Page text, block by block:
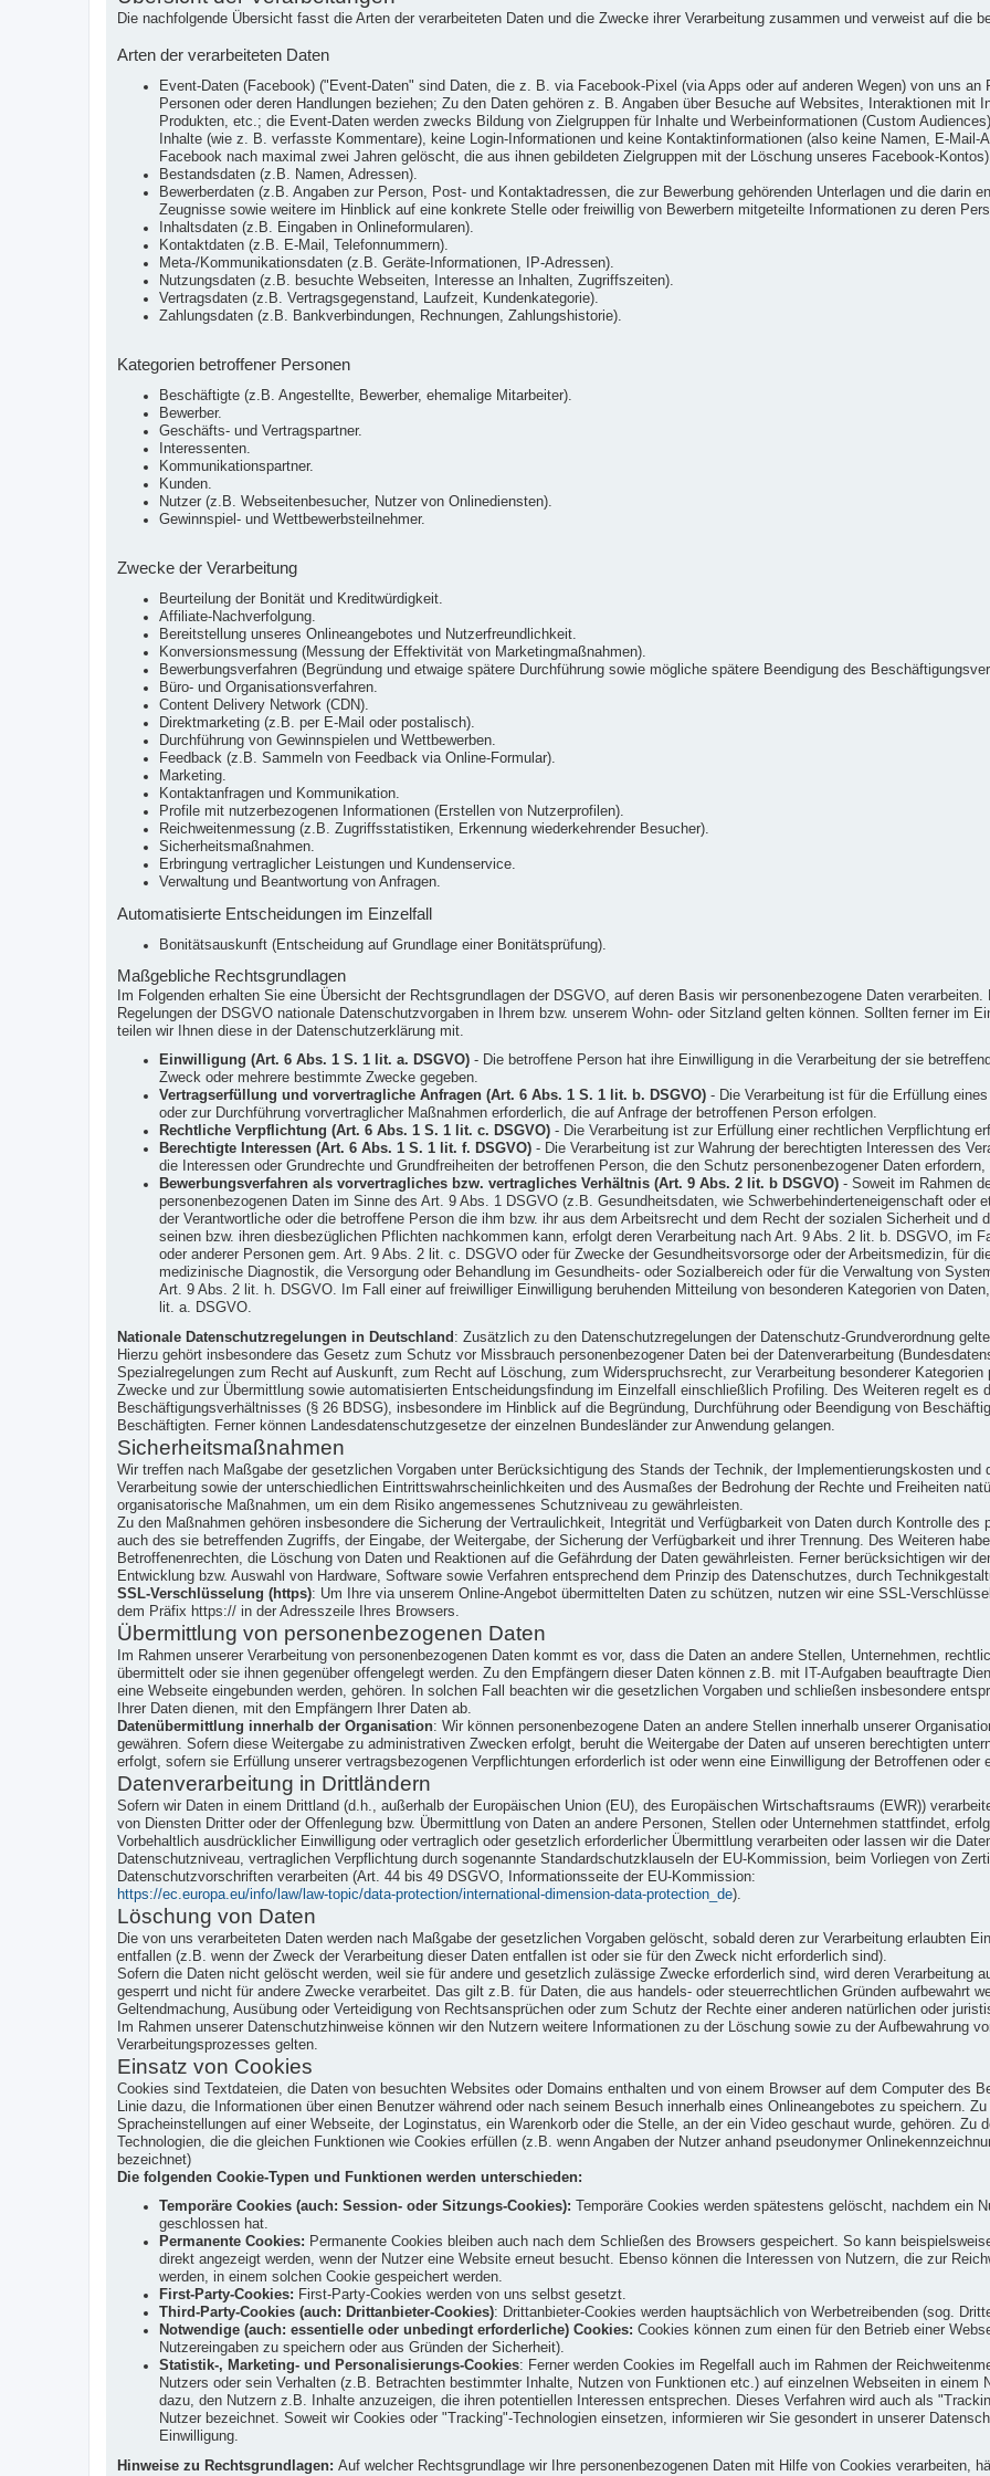
Die nachfolgende Übersicht fasst die Arten der verarbeiteten Daten und die Zwecke ihrer Verarbeitung zusammen und verweist auf die
Arten der verarbeiteten Daten
Event-Daten (Facebook) ("Event-Daten" sind Daten, die z. B. via Facebook-Pixel (via Apps oder auf anderen Wegen) von uns
Personen oder deren Handlungen beziehen; Zu den Daten gehören z. B. Angaben über Besuche auf Websites, Interaktionen
Produkten, etc.; die Event-Daten werden zwecks Bildung von Zielgruppen für Inhalte und Werbeinformationen (Custom
Inhalte (wie z. B. verfasste Kommentare), keine Login-Informationen und keine Kontaktinformationen (also keine Namen, E-Mail-
Facebook nach maximal zwei Jahren gelöscht, die aus ihnen gebildeten Zielgruppen mit der Löschung unseres Facebook-Kontos).
Bestandsdaten (z.B. Namen, Adressen).
Bewerberdaten (z.B. Angaben zur Person, Post- und Kontaktadressen, die zur Bewerbung gehörenden Unterlagen und die darin
Zeugnisse sowie weitere im Hinblick auf eine konkrete Stelle oder freiwillig von Bewerbern mitgeteilte Informationen zu deren
Inhaltsdaten (z.B. Eingaben in Onlineformularen).
Kontaktdaten (z.B. E-Mail, Telefonnummern).
Meta-/Kommunikationsdaten (z.B. Geräte-Informationen, IP-Adressen).
Nutzungsdaten (z.B. besuchte Webseiten, Interesse an Inhalten, Zugriffszeiten).
Vertragsdaten (z.B. Vertragsgegenstand, Laufzeit, Kundenkategorie).
Zahlungsdaten (z.B. Bankverbindungen, Rechnungen, Zahlungshistorie).
Kategorien betroffener Personen
Beschäftigte (z.B. Angestellte, Bewerber, ehemalige Mitarbeiter).
Bewerber.
Geschäfts- und Vertragspartner.
Interessenten.
Kommunikationspartner.
Kunden.
Nutzer (z.B. Webseitenbesucher, Nutzer von Onlinediensten).
Gewinnspiel- und Wettbewerbsteilnehmer.
Zwecke der Verarbeitung
Beurteilung der Bonität und Kreditwürdigkeit.
Affiliate-Nachverfolgung.
Bereitstellung unseres Onlineangebotes und Nutzerfreundlichkeit.
Konversionsmessung (Messung der Effektivität von Marketingmaßnahmen).
Bewerbungsverfahren (Begründung und etwaige spätere Durchführung sowie mögliche spätere Beendigung des
Büro- und Organisationsverfahren.
Content Delivery Network (CDN).
Direktmarketing (z.B. per E-Mail oder postalisch).
Durchführung von Gewinnspielen und Wettbewerben.
Feedback (z.B. Sammeln von Feedback via Online-Formular).
Marketing.
Kontaktanfragen und Kommunikation.
Profile mit nutzerbezogenen Informationen (Erstellen von Nutzerprofilen).
Reichweitenmessung (z.B. Zugriffsstatistiken, Erkennung wiederkehrender Besucher).
Sicherheitsmaßnahmen.
Erbringung vertraglicher Leistungen und Kundenservice.
Verwaltung und Beantwortung von Anfragen.
Automatisierte Entscheidungen im Einzelfall
Bonitätsauskunft (Entscheidung auf Grundlage einer Bonitätsprüfung).
Maßgebliche Rechtsgrundlagen
Im Folgenden erhalten Sie eine Übersicht der Rechtsgrundlagen der DSGVO, auf deren Basis wir personenbezogene Daten
Regelungen der DSGVO nationale Datenschutzvorgaben in Ihrem bzw. unserem Wohn- oder Sitzland gelten können. Sollten ferner im
teilen wir Ihnen diese in der Datenschutzerklärung mit.
Einwilligung (Art. 6 Abs. 1 S. 1 lit. a. DSGVO)- Die betroffene Person hat ihre Einwilligung in die Verarbeitung der sie
Zweck oder mehrere bestimmte Zwecke gegeben.
Vertragserfüllung und vorvertragliche Anfragen (Art. 6 Abs. 1 S. 1 lit. b. DSGVO)- Die Verarbeitung ist für die Erfüllung
oder zur Durchführung vorvertraglicher Maßnahmen erforderlich, die auf Anfrage der betroffenen Person erfolgen.
Rechtliche Verpflichtung (Art. 6 Abs. 1 S. 1 lit. c. DSGVO)- Die Verarbeitung ist zur Erfüllung einer rechtlichen Verpflichtung
Berechtigte Interessen (Art. 6 Abs. 1 S. 1 lit. f. DSGVO)- Die Verarbeitung ist zur Wahrung der berechtigten Interessen des
die Interessen oder Grundrechte und Grundfreiheiten der betroffenen Person, die den Schutz personenbezogener Daten erfordern,
Bewerbungsverfahren als vorvertragliches bzw. vertragliches Verhältnis (Art. 9 Abs. 2 lit. b DSGVO)- Soweit im Rahmen
personenbezogenen Daten im Sinne des Art. 9 Abs. 1 DSGVO (z.B. Gesundheitsdaten, wie Schwerbehinderteneigenschaft oder
der Verantwortliche oder die betroffene Person die ihm bzw. ihr aus dem Arbeitsrecht und dem Recht der sozialen Sicherheit und
seinen bzw. ihren diesbezüglichen Pflichten nachkommen kann, erfolgt deren Verarbeitung nach Art. 9 Abs. 2 lit. b. DSGVO, im
oder anderer Personen gem. Art. 9 Abs. 2 lit. c. DSGVO oder für Zwecke der Gesundheitsvorsorge oder der Arbeitsmedizin, für
medizinische Diagnostik, die Versorgung oder Behandlung im Gesundheits- oder Sozialbereich oder für die Verwaltung von
Art. 9 Abs. 2 lit. h. DSGVO. Im Fall einer auf freiwilliger Einwilligung beruhenden Mitteilung von besonderen Kategorien von
lit. a. DSGVO.
Nationale Datenschutzregelungen in Deutschland : Zusätzlich zu den Datenschutzregelungen der Datenschutz-Grundverordnung
Hierzu gehört insbesondere das Gesetz zum Schutz vor Missbrauch personenbezogener Daten bei der Datenverarbeitung
Spezialregelungen zum Recht auf Auskunft, zum Recht auf Löschung, zum Widerspruchsrecht, zur Verarbeitung besonderer
Zwecke und zur Übermittlung sowie automatisierten Entscheidungsfindung im Einzelfall einschließlich Profiling. Des Weiteren regelt es
Beschäftigungsverhältnisses (§ 26 BDSG), insbesondere im Hinblick auf die Begründung, Durchführung oder Beendigung von
Beschäftigten. Ferner können Landesdatenschutzgesetze der einzelnen Bundesländer zur Anwendung gelangen.
Sicherheitsmaßnahmen
Wir treffen nach Maßgabe der gesetzlichen Vorgaben unter Berücksichtigung des Stands der Technik, der Implementierungskosten
Verarbeitung sowie der unterschiedlichen Eintrittswahrscheinlichkeiten und des Ausmaßes der Bedrohung der Rechte und Freiheiten
organisatorische Maßnahmen, um ein dem Risiko angemessenes Schutzniveau zu gewährleisten.
Zu den Maßnahmen gehören insbesondere die Sicherung der Vertraulichkeit, Integrität und Verfügbarkeit von Daten durch Kontrolle
auch des sie betreffenden Zugriffs, der Eingabe, der Weitergabe, der Sicherung der Verfügbarkeit und ihrer Trennung. Des Weiteren
Betroffenenrechten, die Löschung von Daten und Reaktionen auf die Gefährdung der Daten gewährleisten. Ferner berücksichtigen wir
Entwicklung bzw. Auswahl von Hardware, Software sowie Verfahren entsprechend dem Prinzip des Datenschutzes, durch
SSL-Verschlüsselung (https): Um Ihre via unserem Online-Angebot übermittelten Daten zu schützen, nutzen wir eine SSL-
dem Präfix https:// in der Adresszeile Ihres Browsers.
Übermittlung von personenbezogenen Daten
Im Rahmen unserer Verarbeitung von personenbezogenen Daten kommt es vor, dass die Daten an andere Stellen, Unternehmen,
übermittelt oder sie ihnen gegenüber offengelegt werden. Zu den Empfängern dieser Daten können z.B. mit IT-Aufgaben beauftragte
eine Webseite eingebunden werden, gehören. In solchen Fall beachten wir die gesetzlichen Vorgaben und schließen insbesondere
Ihrer Daten dienen, mit den Empfängern Ihrer Daten ab.
Datenübermittlung innerhalb der Organisation: Wir können personenbezogene Daten an andere Stellen innerhalb unserer
gewähren. Sofern diese Weitergabe zu administrativen Zwecken erfolgt, beruht die Weitergabe der Daten auf unseren berechtigten
erfolgt, sofern sie Erfüllung unserer vertragsbezogenen Verpflichtungen erforderlich ist oder wenn eine Einwilligung der Betroffenen oder
Datenverarbeitung in Drittländern
Sofern wir Daten in einem Drittland (d.h., außerhalb der Europäischen Union (EU), des Europäischen Wirtschaftsraums (EWR))
von Diensten Dritter oder der Offenlegung bzw. Übermittlung von Daten an andere Personen, Stellen oder Unternehmen stattfindet,
Vorbehaltlich ausdrücklicher Einwilligung oder vertraglich oder gesetzlich erforderlicher Übermittlung verarbeiten oder lassen wir die
Datenschutzniveau, vertraglichen Verpflichtung durch sogenannte Standardschutzklauseln der EU-Kommission, beim Vorliegen von
Datenschutzvorschriften verarbeiten (Art. 44 bis 49 DSGVO, Informationsseite der EU-Kommission:
https://ec.europa.eu/info/law/law-topic/data-protection/international-dimension-data-protection_de).
Löschung von Daten
Die von uns verarbeiteten Daten werden nach Maßgabe der gesetzlichen Vorgaben gelöscht, sobald deren zur Verarbeitung erlaubten
entfallen (z.B. wenn der Zweck der Verarbeitung dieser Daten entfallen ist oder sie für den Zweck nicht erforderlich sind).
Sofern die Daten nicht gelöscht werden, weil sie für andere und gesetzlich zulässige Zwecke erforderlich sind, wird deren Verarbeitung
gesperrt und nicht für andere Zwecke verarbeitet. Das gilt z.B. für Daten, die aus handels- oder steuerrechtlichen Gründen aufbewahrt
Geltendmachung, Ausübung oder Verteidigung von Rechtsansprüchen oder zum Schutz der Rechte einer anderen natürlichen oder
Im Rahmen unserer Datenschutzhinweise können wir den Nutzern weitere Informationen zu der Löschung sowie zu der Aufbewahrung
Verarbeitungsprozesses gelten.
Einsatz von Cookies
Cookies sind Textdateien, die Daten von besuchten Websites oder Domains enthalten und von einem Browser auf dem Computer des
Linie dazu, die Informationen über einen Benutzer während oder nach seinem Besuch innerhalb eines Onlineangebotes zu speichern.
Spracheinstellungen auf einer Webseite, der Loginstatus, ein Warenkorb oder die Stelle, an der ein Video geschaut wurde, gehören. Zu
Technologien, die die gleichen Funktionen wie Cookies erfüllen (z.B. wenn Angaben der Nutzer anhand pseudonymer
bezeichnet)
Die folgenden Cookie-Typen und Funktionen werden unterschieden:
Temporäre Cookies (auch: Session- oder Sitzungs-Cookies): Temporäre Cookies werden spätestens gelöscht, nachdem ein
geschlossen hat.
Permanente Cookies: Permanente Cookies bleiben auch nach dem Schließen des Browsers gespeichert. So kann
direkt angezeigt werden, wenn der Nutzer eine Website erneut besucht. Ebenso können die Interessen von Nutzern, die zur
werden, in einem solchen Cookie gespeichert werden.
First-Party-Cookies: First-Party-Cookies werden von uns selbst gesetzt.
Third-Party-Cookies (auch: Drittanbieter-Cookies): Drittanbieter-Cookies werden hauptsächlich von Werbetreibenden (sog.
Notwendige (auch: essentielle oder unbedingt erforderliche) Cookies: Cookies können zum einen für den Betrieb einer
Nutzereingaben zu speichern oder aus Gründen der Sicherheit).
Statistik-, Marketing- und Personalisierungs-Cookies: Ferner werden Cookies im Regelfall auch im Rahmen der
Nutzers oder sein Verhalten (z.B. Betrachten bestimmter Inhalte, Nutzen von Funktionen etc.) auf einzelnen Webseiten in einem
dazu, den Nutzern z.B. Inhalte anzuzeigen, die ihren potentiellen Interessen entsprechen. Dieses Verfahren wird auch als
Nutzer bezeichnet. Soweit wir Cookies oder "Tracking"-Technologien einsetzen, informieren wir Sie gesondert in unserer
Einwilligung.
Hinweise zu Rechtsgrundlagen: Auf welcher Rechtsgrundlage wir Ihre personenbezogenen Daten mit Hilfe von Cookies verarbeiten,